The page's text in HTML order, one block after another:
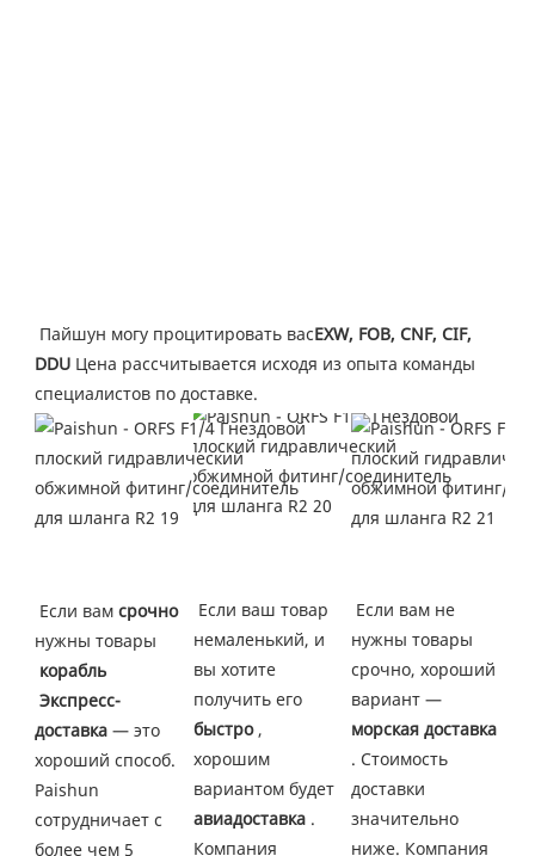
Пайшун могу процитировать васEXW, FOB, CNF, CIF,
DDU Цена рассчитывается исходя из опыта команды
специалистов по доставке.
Если вам срочно
нужны товары
корабль
доставка — это
хороший способ.
Paishun
сотрудничает с
более чем 5
Если ваш товар
немаленький, и
вы хотите
получить его
быстро ,
хорошим
вариантом будет
авиадоставка .
Компания
нужны товары
срочно, хороший
морская доставка
. Стоимость
доставки
значительно
ниже. Компания